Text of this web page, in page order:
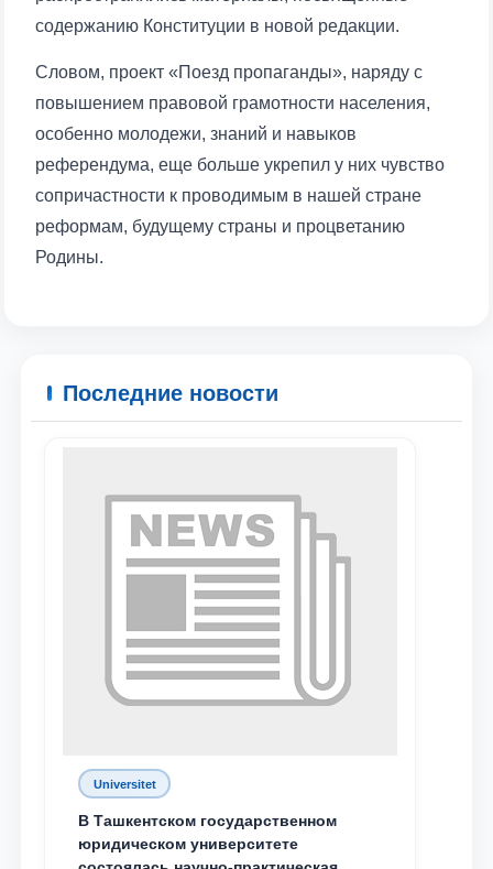
содержанию Конституции в новой редакции.
Словом, проект «Поезд пропаганды», наряду с
повышением правовой грамотности населения,
особенно молодежи, знаний и навыков
референдума, еще больше укрепил у них чувство
сопричастности к проводимым в нашей стране
реформам, будущему страны и процветанию
Родины.
Последние новости
Universitet
В Ташкентском государственном
юридическом университете